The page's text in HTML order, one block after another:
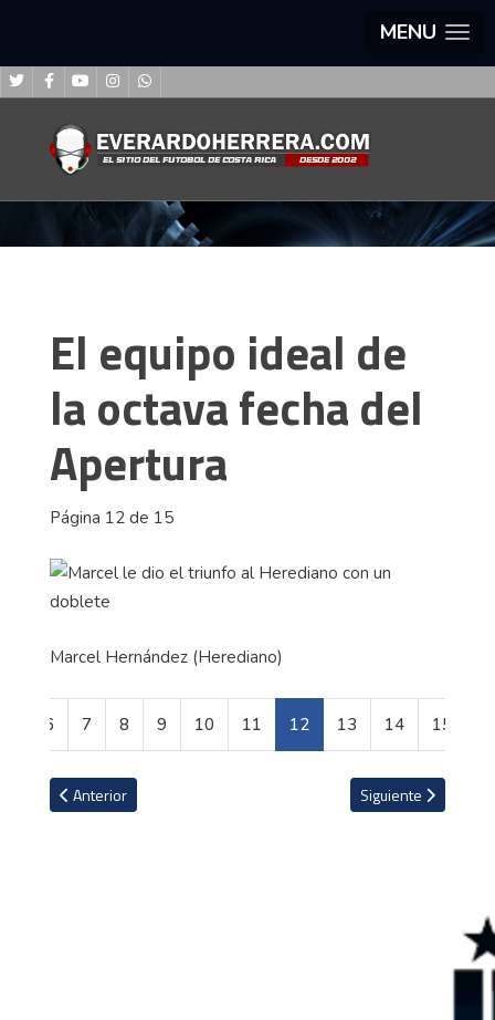
MENU
El equipo ideal de
la octava fecha del
Apertura
Página 12 de 15
Marcel Hernández (Herediano)
6 7 8 9 10 11 12 13 14 15
Artículo anterior: Figura de Francia y Barcelona se roba otra vez
Anterior Artículo siguiente:
Siguiente